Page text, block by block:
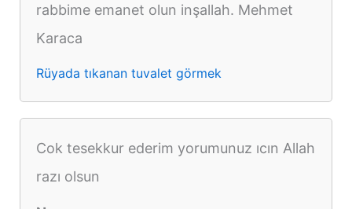
rabbime emanet olun inşallah. Mehmet
Karaca
Rüyada tıkanan tuvalet görmek
Cok tesekkur ederim yorumunuz ıcın Allah
razı olsun